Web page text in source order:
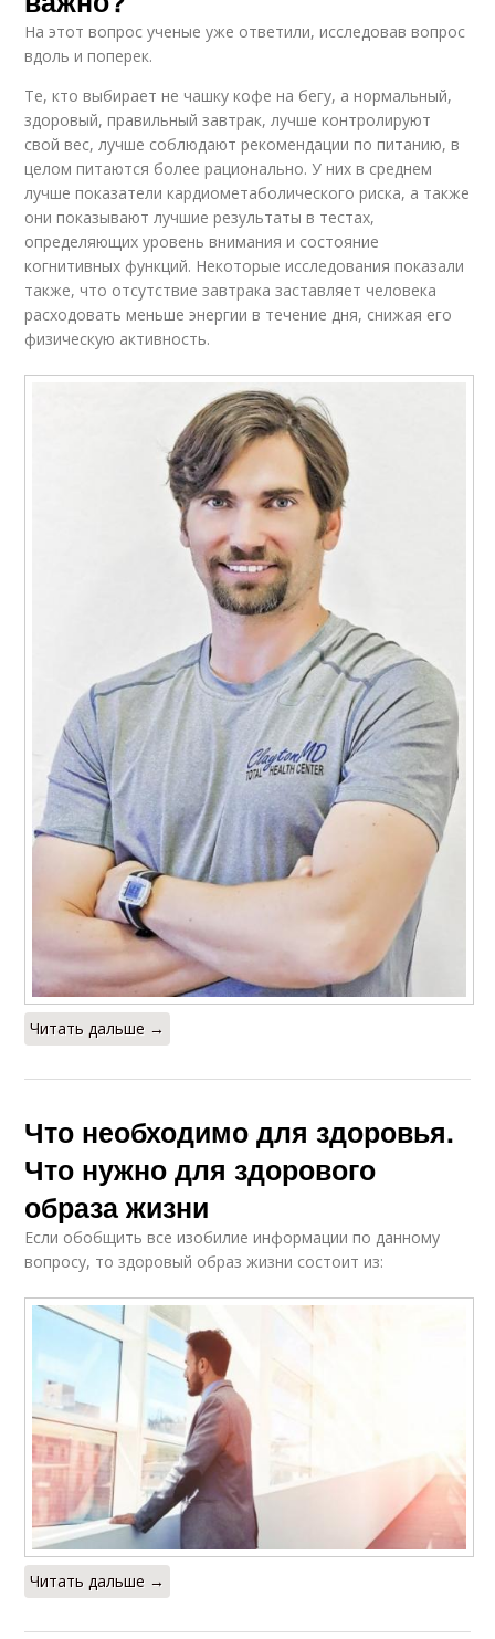
На этот вопрос ученые уже ответили, исследовав вопрос
вдоль и поперек.
Те, кто выбирает не чашку кофе на бегу, а нормальный,
здоровый, правильный завтрак, лучше контролируют
свой вес, лучше соблюдают рекомендации по питанию, в
целом питаются более рационально. У них в среднем
лучше показатели кардиометаболического риска, а также
они показывают лучшие результаты в тестах,
определяющих уровень внимания и состояние
когнитивных функций. Некоторые исследования показали
также, что отсутствие завтрака заставляет человека
расходовать меньше энергии в течение дня, снижая его
физическую активность.
Читать дальше →
Что необходимо для здоровья.
Что нужно для здорового
образа жизни
Если обобщить все изобилие информации по данному
вопросу, то здоровый образ жизни состоит из:
Читать дальше →